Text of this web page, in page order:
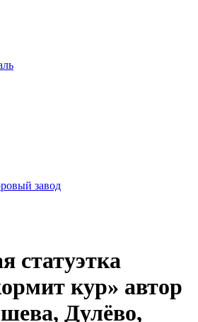
завод
статуэтка
кур» автор
Дулёво,